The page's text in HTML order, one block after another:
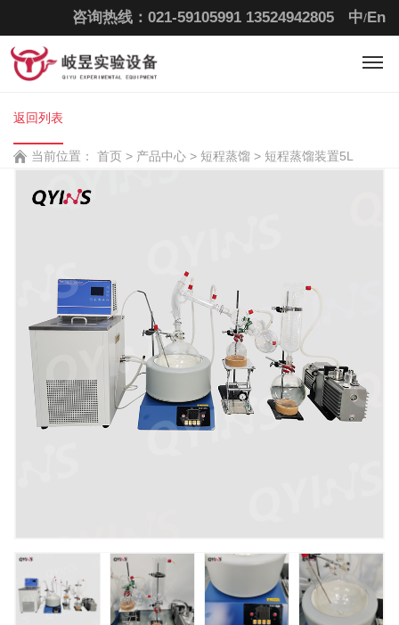
中/En
咨询热线：021-59105991 13524942805
返回列表
当前位置： 首页 > 产品中心 > 短程蒸馏 > 短程蒸馏装置5L